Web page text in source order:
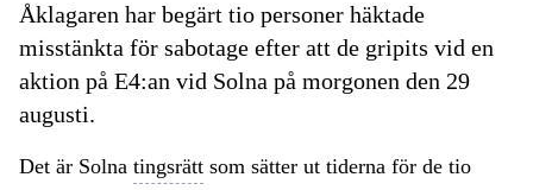
Åklagaren har begärt tio personer häktade
misstänkta för sabotage efter att de gripits vid en
aktion på E4:an vid Solna på morgonen den 29
augusti.
Det är Solna tingsrätt som sätter ut tiderna för de tio